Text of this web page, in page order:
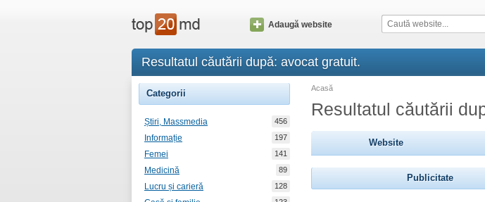
Adaugă website
Resultatul căutării după: avocat gratuit.
Categorii
Știri, Massmedia 456
Informație 197
Femei 141
Medicină 89
Lucru și carieră 128
Acasă
Resultatul căutării
Website
Publicitate